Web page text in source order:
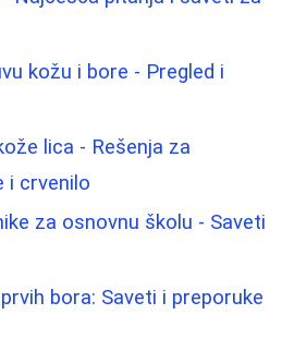
kožu i bore - Pregled i
lica - Rešenja za
i crvenilo
za osnovnu školu - Saveti
bora: Saveti i preporuke